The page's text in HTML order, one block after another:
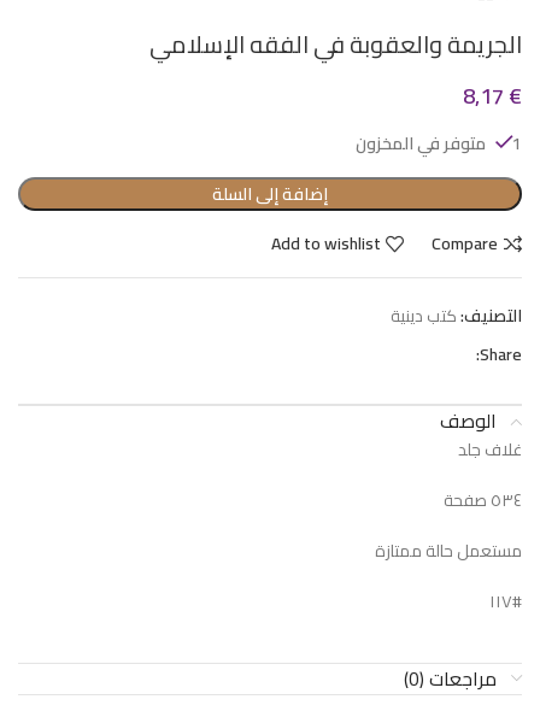
الجريمة والعقوبة في الفقه الإسلامي
8,17€
1 متوفر في المخزون
إضافة إلى السلة
Compare
Add to wishlist
التصنيف:كتب دينية
Share:
الوصف
غلاف جلد
٥٣٤ صفحة
مستعمل حالة ممتازة
#١١٧
مراجعات (0)